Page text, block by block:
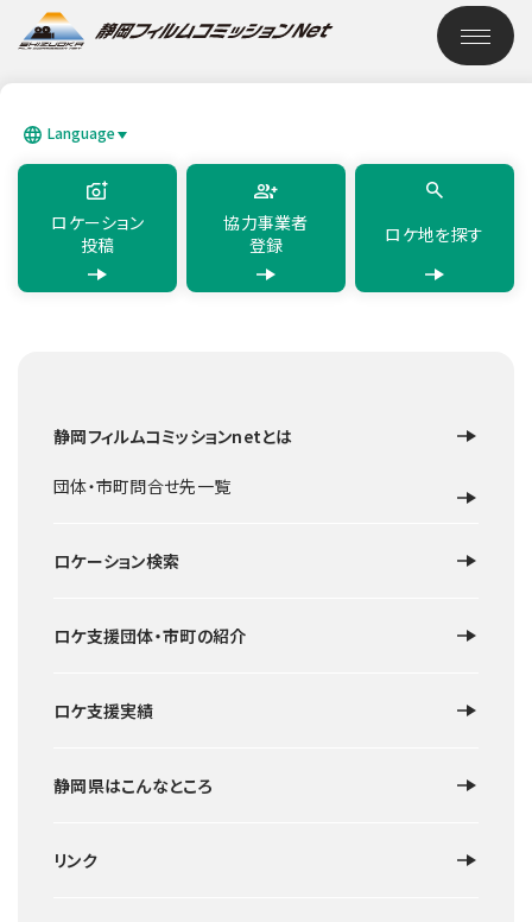
Language
日本語 English 简体中文 繁體中文 한국어 แบบไทย
ロケーション
投稿
協力事業者
登録
ロケ地を探す
静岡フィルムコミッションnetとは
団体・市町問合せ先一覧
ロケーション検索
ロケ支援団体・市町の紹介
ロケ支援実績
静岡県はこんなところ
リンク
ロケーション検索
SEARCH
ロケ地を探す
カテゴリを選択